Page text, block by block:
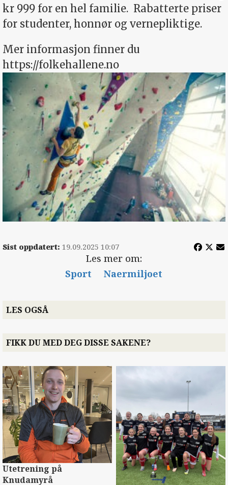
kr 999 for en hel familie. Rabatterte priser
for studenter, honnør og vernepliktige.
Mer informasjon finner du
https://folkehallene.no
Sist oppdatert: 19.09.2025 10:07
Les mer om:
Sport
Naermiljoet
LES OGSÅ
FIKK DU MED DEG DISSE SAKENE?
Utetrening på
Knudamyrå